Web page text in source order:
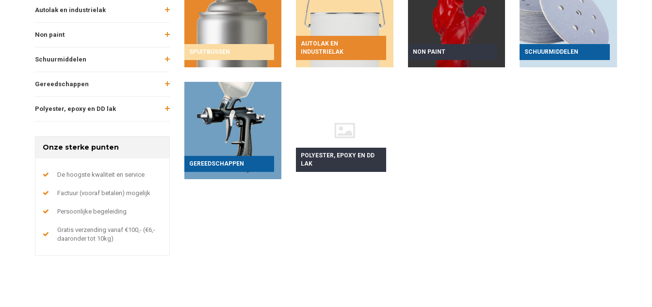
Autolak en industrielak
Non paint
Schuurmiddelen
Gereedschappen
Polyester, epoxy en DD lak
Onze sterke punten
De hoogste kwaliteit en service
Factuur (vooraf betalen) mogelijk
Persoonlijke begeleiding
Gratis verzending vanaf €100,- (€6,-
daaronder tot 10kg)
SPUITBUSSEN
AUTOLAK EN
INDUSTRIELAK
NON PAINT SCHUURMIDDELEN
GEREEDSCHAPPEN
POLYESTER, EPOXY EN DD
LAK